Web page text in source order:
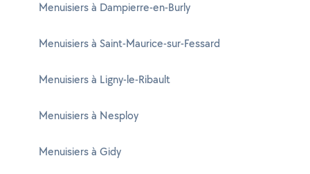
Menuisiers à Dampierre-en-Burly
Menuisiers à Saint-Maurice-sur-Fessard
Menuisiers à Ligny-le-Ribault
Menuisiers à Nesploy
Menuisiers à Gidy